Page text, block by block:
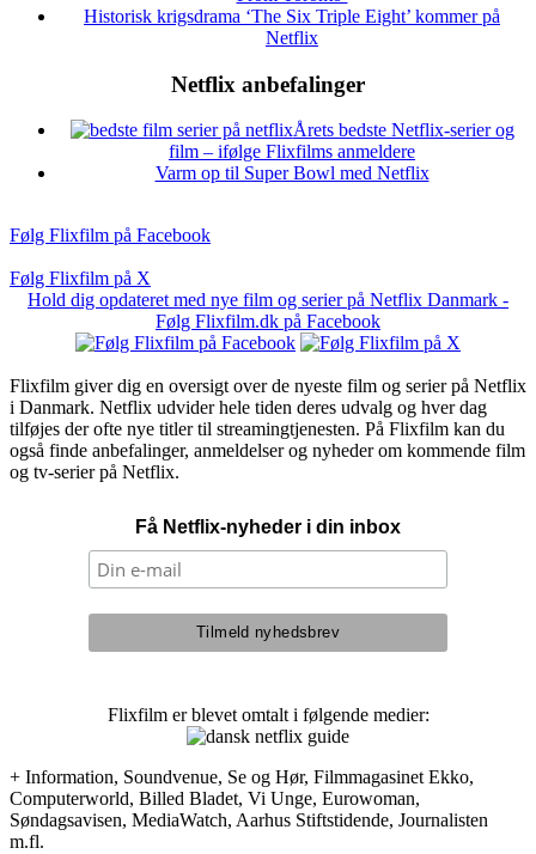
Historisk krigsdrama ‘The Six Triple Eight’ kommer på
Netflix
Netflix anbefalinger
Årets bedste Netflix-serier og
film – ifølge Flixfilms anmeldere
Varm op til Super Bowl med Netflix
Følg Flixfilm på Facebook
Følg Flixfilm på X
Hold dig opdateret med nye film og serier på Netflix Danmark -
Følg Flixfilm.dk på Facebook
Flixfilm giver dig en oversigt over de nyeste film og serier på Netflix
i Danmark. Netflix udvider hele tiden deres udvalg og hver dag
tilføjes der ofte nye titler til streamingtjenesten. På Flixfilm kan du
også finde anbefalinger, anmeldelser og nyheder om kommende film
og tv-serier på Netflix.
Få Netflix-nyheder i din inbox
Flixfilm er blevet omtalt i følgende medier:
+ Information, Soundvenue, Se og Hør, Filmmagasinet Ekko,
Computerworld, Billed Bladet, Vi Unge, Eurowoman,
Søndagsavisen, MediaWatch, Aarhus Stiftstidende, Journalisten
m.fl.